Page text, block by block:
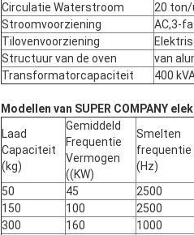
Circulatie Waterstroom
20 ton/
Stroomvoorziening
AC,3-
Tilovenvoorziening
Structuur van de oven
van
Transformatorcapaciteit
400
Modellen van SUPER COMPANY
Laad
Capaciteit
(kg)
Gemiddeld
Frequentie
Vermogen
((KW)
Smelten
frequentie
(Hz)
50
45 2500
150
100 2500
300
160 1000